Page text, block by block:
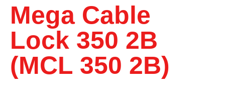
Mega Cable
Lock 350 2B
(MCL 350 2B)